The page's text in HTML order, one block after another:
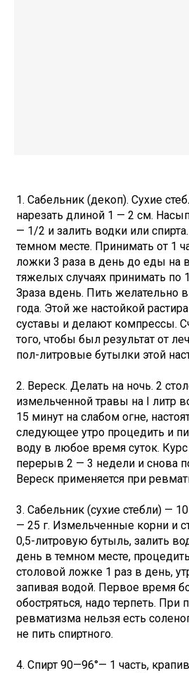
1. Сабельник (декоп). Сухие
нарезать длиной 1 — 2 см.
— 1/2 и залить водки или
темном месте. Принимать от 1
ложки 3 раза в день до еды на
тяжелых случаях принимать
Зраза вдень. Пить желательно
года. Этой же настойкой
суставы и делают компрессы.
того, чтобы был результат от
пол-литровые бутылки этой
2. Вереск. Делать на ночь. 2
измельченной травы на I литр
15 минут на слабом огне,
следующее утро процедить и
воду в любое время суток.
перерыв 2 — 3 недели и снова
Вереск применяется при
3. Сабельник (сухие стебли) —
— 25 г. Измельченные корни и
0,5-литровую бутыль, залить
день в темном месте,
столовой ложке 1 раз в день,
запивая водой. Первое время
обостряться, надо терпеть. При
ревматизма нельзя есть
не пить спиртного.
4. Спирт 90—96°— 1 часть,